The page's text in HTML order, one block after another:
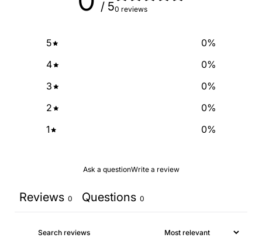
/ 50 reviews
5 0%
4
0%
3
0%
2
0%
1
0%
Ask a questionWrite a review
Reviews 0 Questions 0
SIGN ME UP!